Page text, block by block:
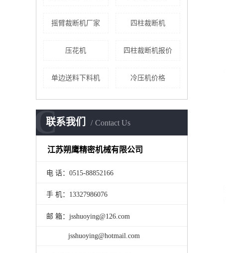
摇臂裁断机厂家 四柱裁断机
压花机 四柱裁断机报价
单边送料下料机 冷压机价格
联系我们 Contact Us
C
江苏朔鹰精密机械有限公司
电 话：0515-88852166
手 机：13327986076
邮 箱：jsshuoying@126.com
jsshuoying@hotmail.com